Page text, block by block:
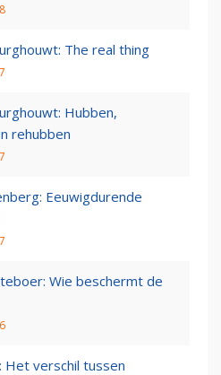
The real thing
Hubben,
rehubben
Eeuwigdurende
Wie beschermt de
Het verschil tussen